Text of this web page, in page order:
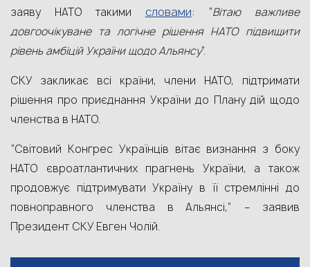
заяву НАТО такими словами: “Вітаю важливе
довгоочікуване та логічне рішення НАТО підвищити
рівень амбіцій України щодо Альянсу”.
СКУ закликає всі країни, члени НАТО, підтримати
рішення про приєднання України до Плану дій щодо
членства в НАТО.
“Світовий Конгрес Українців вітає визнання з боку
НАТО євроатлантичних прагнень України, а також
продовжує підтримувати Україну в її стремлінні до
повноправного членства в Альянсі,” – заявив
Президент СКУ Евген Чолій.